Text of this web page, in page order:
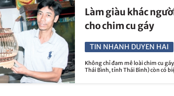
Làm giàu khác
cho chim cu gáy
TIN NHANH DUYEN HAI
Không chỉ đam mê loài chim cu
Thái Bình, tỉnh Thái Bình) còn có